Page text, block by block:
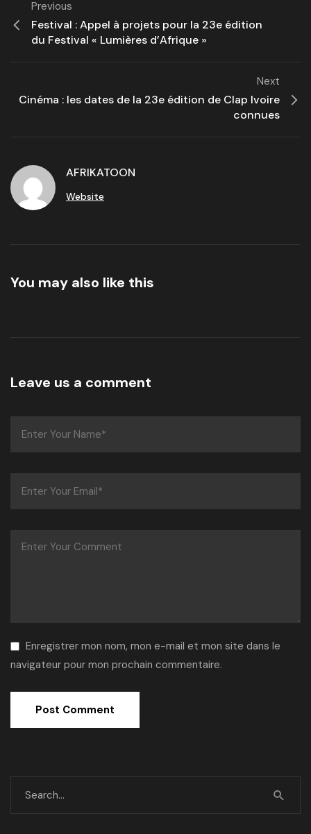
Previous
Festival : Appel à projets pour la 23e édition
du Festival « Lumières d’Afrique »
Next
Cinéma : les dates de la 23e édition de Clap Ivoire
connues
AFRIKATOON
Website
You may also like this
Leave us a comment
Enregistrer mon nom, mon e-mail et mon site dans le
navigateur pour mon prochain commentaire.